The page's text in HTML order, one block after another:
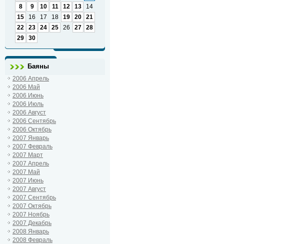
8
9 10 11 12 13
14
15
16 17 18 19 20
21
22
23 24 25 26 27
28
29
30
Баяны
2006 Апрель
2006 Май
2006 Июнь
2006 Июль
2006 Август
2006 Сентябрь
2006 Октябрь
2007 Январь
2007 Февраль
2007 Март
2007 Апрель
2007 Май
2007 Июнь
2007 Август
2007 Сентябрь
2007 Октябрь
2007 Ноябрь
2007 Декабрь
2008 Январь
2008 Февраль